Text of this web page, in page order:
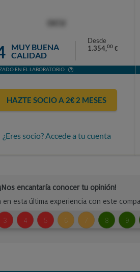
MUY BUENA
CALIDAD
Desde
1.354,00 €
EN EL LABORATORIO
HAZTE SOCIO A 2€ 2 MESES
¿Eres socio? Accede a tu cuenta